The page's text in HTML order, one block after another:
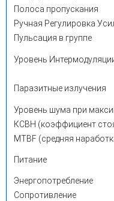
Полоса пропускания
Ручная Регулировка
Пульсация в группе
Уровень
Паразитные излучения
Уровень шума при
КСВН (коэффициент
MTBF (средняя
Питание
Энергопотребление
Сопротивление